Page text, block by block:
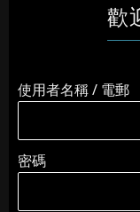
歡
使用者名稱 / 電郵
密碼